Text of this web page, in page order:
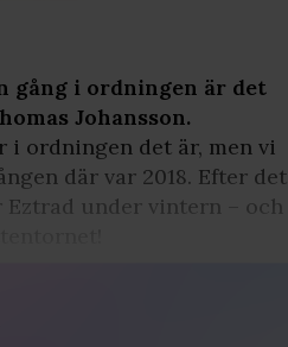
gång i ordningen är det
Johansson.
i ordningen det är, men vi
där var 2018. Efter det
under vintern – och